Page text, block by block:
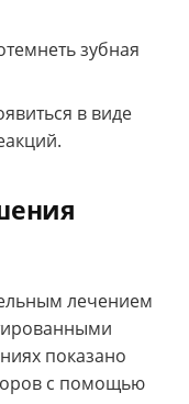
зубная
в виде
лечением
показано
с помощью